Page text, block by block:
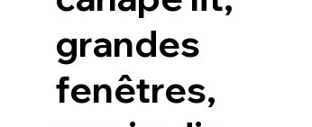
grandes
fenêtres,